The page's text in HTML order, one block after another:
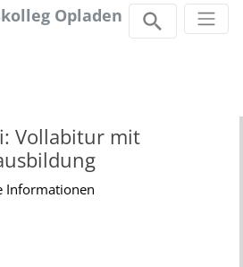
Opladen
Vollabitur mit
Informationen